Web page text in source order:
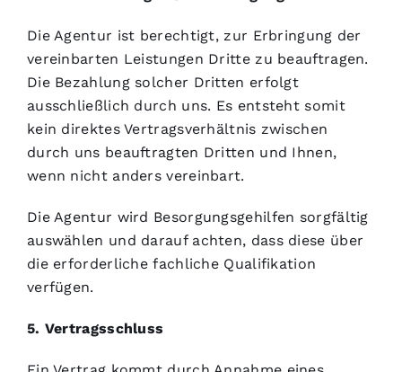
Die Agentur ist berechtigt, zur Erbringung der
vereinbarten Leistungen Dritte zu beauftragen.
Die Bezahlung solcher Dritten erfolgt
ausschließlich durch uns. Es entsteht somit
kein direktes Vertragsverhältnis zwischen
durch uns beauftragten Dritten und Ihnen,
wenn nicht anders vereinbart.
Die Agentur wird Besorgungsgehilfen sorgfältig
auswählen und darauf achten, dass diese über
die erforderliche fachliche Qualifikation
verfügen.
5. Vertragsschluss